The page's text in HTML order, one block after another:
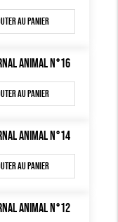
au panier
ANIMAL N°16
au panier
ANIMAL N°14
au panier
ANIMAL N°12